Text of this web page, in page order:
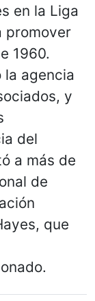
en la Liga
promover
1960.
la agencia
y
del
a más de
de
que